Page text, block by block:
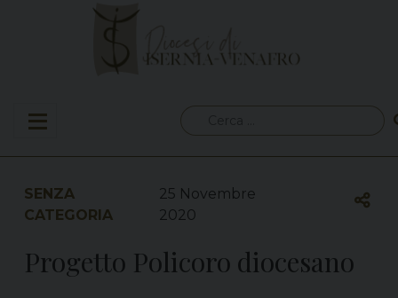
per:
SENZA
CATEGORIA
25 Novembre
2020
Progetto Policoro diocesano